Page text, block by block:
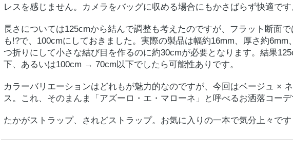
レスを感じません。カメラをバッグに収める場合にもかさばらず快適です
長さについては125cmから結んで調整も考えたのですが、フラット断面
も!?で、100cmにしておきました。実際の製品は幅約16mm、厚さ約6mm
つ折りにして小さな結び目を作るのに約30cmが必要となります。結果
下、あるいは100cm → 70cm以下でしたら可能性ありです。
カラーバリエーションはどれもが魅力的なのですが、今回はベージュ ×
ス。これ、そのまんま「アズーロ・エ・マローネ」と呼べるお洒落コーデ
たかがストラップ、されどストラップ。お気に入りの一本で気分上々です